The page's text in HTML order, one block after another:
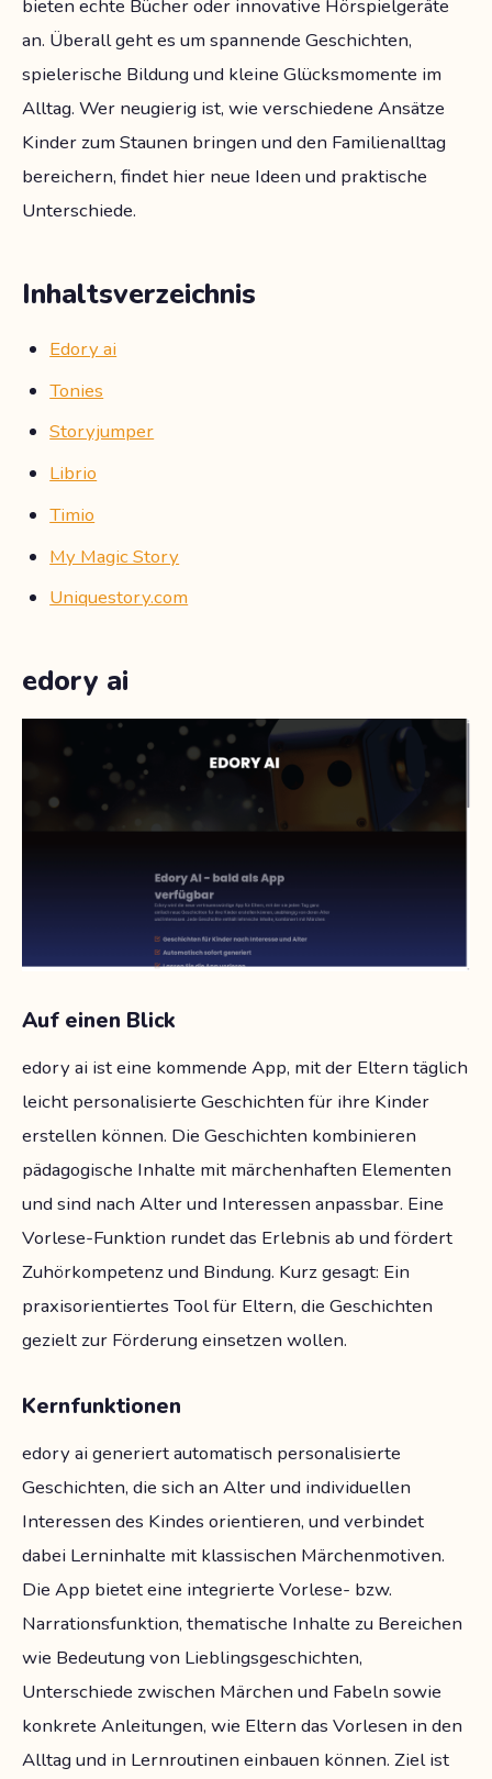
bieten echte Bücher oder innovative Hörspielgeräte
an. Überall geht es um spannende Geschichten,
spielerische Bildung und kleine Glücksmomente im
Alltag. Wer neugierig ist, wie verschiedene Ansätze
Kinder zum Staunen bringen und den Familienalltag
bereichern, findet hier neue Ideen und praktische
Unterschiede.
Inhaltsverzeichnis
Edory ai
Tonies
Storyjumper
Librio
Timio
My Magic Story
Uniquestory.com
edory ai
Auf einen Blick
edory ai ist eine kommende App, mit der Eltern täglich
leicht personalisierte Geschichten für ihre Kinder
erstellen können. Die Geschichten kombinieren
pädagogische Inhalte mit märchenhaften Elementen
und sind nach Alter und Interessen anpassbar. Eine
Vorlese-Funktion rundet das Erlebnis ab und fördert
Zuhörkompetenz und Bindung. Kurz gesagt: Ein
praxisorientiertes Tool für Eltern, die Geschichten
gezielt zur Förderung einsetzen wollen.
Kernfunktionen
edory ai generiert automatisch personalisierte
Geschichten, die sich an Alter und individuellen
Interessen des Kindes orientieren, und verbindet
dabei Lerninhalte mit klassischen Märchenmotiven.
Die App bietet eine integrierte Vorlese- bzw.
Narrationsfunktion, thematische Inhalte zu Bereichen
wie Bedeutung von Lieblingsgeschichten,
Unterschiede zwischen Märchen und Fabeln sowie
konkrete Anleitungen, wie Eltern das Vorlesen in den
Alltag und in Lernroutinen einbauen können. Ziel ist